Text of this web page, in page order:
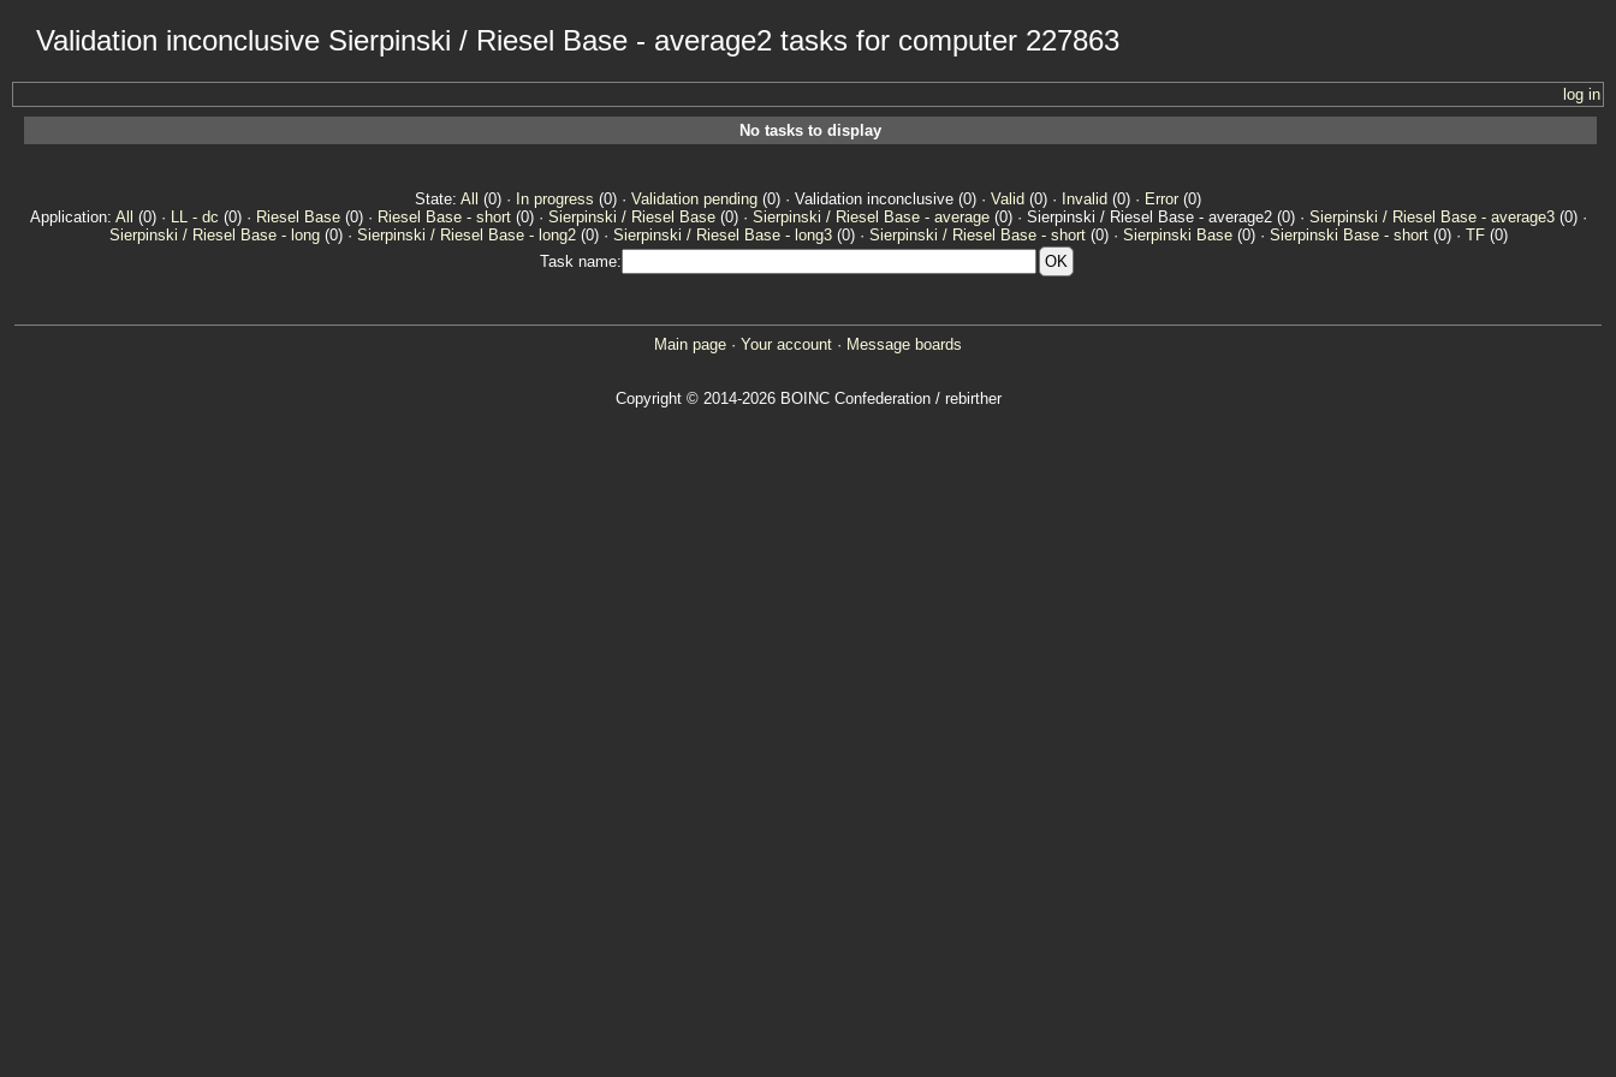
Validation inconclusive Sierpinski / Riesel Base - average2 tasks for computer 227863
log in
No tasks to display
State: All (0) · In progress (0) · Validation pending (0) · Validation inconclusive (0) · Valid (0) · Invalid (0) · Error (0)
Application: All (0) · LL - dc (0) · Riesel Base(0) · Riesel Base - short(0) · Sierpinski / Riesel Base(0) · Sierpinski / Riesel Base - average(0) · Sierpinski / Riesel Base - average2 (0) · Sierpinski / Riesel Base - average3(0) ·
Sierpinski / Riesel Base - long(0) · Sierpinski / Riesel Base - long2(0) · Sierpinski / Riesel Base - long3(0) · Sierpinski / Riesel Base - short(0) · Sierpinski Base(0) · Sierpinski Base - short(0) · TF(0)
Task name:
Main page · Your account · Message boards
Copyright © 2014-2026 BOINC Confederation / rebirther